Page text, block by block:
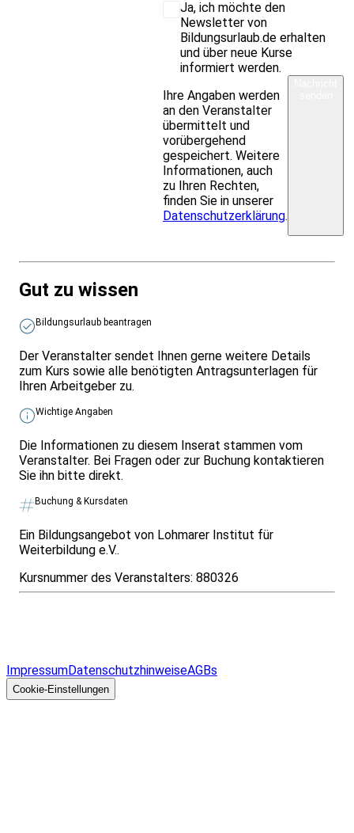
Ja, ich möchte den
Newsletter von
Bildungsurlaub.de erhalten
und über neue Kurse
informiert werden.
Ihre Angaben werden
an den Veranstalter
übermittelt und
vorübergehend
gespeichert. Weitere
Informationen, auch
zu Ihren Rechten,
finden Sie in unserer
Datenschutzerklärung.
Gut zu wissen
Bildungsurlaub beantragen
Der Veranstalter sendet Ihnen gerne weitere Details
zum Kurs sowie alle benötigten Antragsunterlagen für
Ihren Arbeitgeber zu.
Wichtige Angaben
Die Informationen zu diesem Inserat stammen vom
Veranstalter. Bei Fragen oder zur Buchung kontaktieren
Sie ihn bitte direkt.
Buchung & Kursdaten
Ein Bildungsangebot von Lohmarer Institut für
Weiterbildung e.V..
Kursnummer des Veranstalters: 880326
ImpressumDatenschutzhinweiseAGBs
Cookie-Einstellungen